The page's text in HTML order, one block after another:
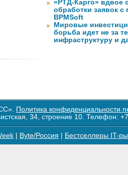
«РТД-Карго» вдвое
обработки заявок
BPMSoft
Мировые
борьба идет не за
инфраструктуру и
Политика конфиденциальности
34, строение 10. Телефон:
Byte/Россия Бестселлеры IT-